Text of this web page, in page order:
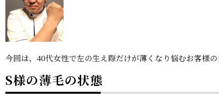
今回は、40代女性で左の生え際だけが薄くなり悩むお客様
S様の薄毛の状態